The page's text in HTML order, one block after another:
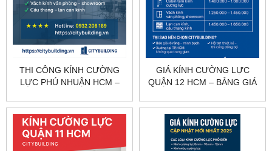
THI CÔNG KÍNH CƯỜNG
LỰC PHÚ NHUẬN HCM –
ĐẶT CITYBUILDING
GIÁ KÍNH CƯỜNG LỰC
QUẬN 12 HCM – BẢNG GIÁ
CITYBUILDING